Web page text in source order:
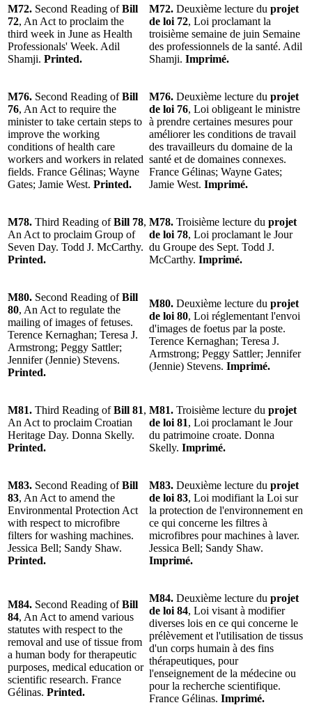
M72. Second Reading ofBill
72, An Act to proclaim the
third week in June as Health
Professionals' Week. Adil
Shamji. Printed.
M72. Deuxième lecture du projet
de loi 72, Loi proclamant la
troisième semaine de juin Semaine
des professionnels de la santé. Adil
Shamji. Imprimé.
M76. Second Reading ofBill
76, An Act to require the
minister to take certain steps to
improve the working
conditions of health care
workers and workers in related
fields. France Gélinas; Wayne
Gates; Jamie West. Printed.
M76. Deuxième lecture du projet
de loi 76, Loi obligeant le ministre
à prendre certaines mesures pour
améliorer les conditions de travail
des travailleurs du domaine de la
santé et de domaines connexes.
France Gélinas; Wayne Gates;
Jamie West. Imprimé.
M78. Third Reading ofBill 78,
An Act to proclaim Group of
Seven Day. Todd J. McCarthy.
Printed.
M78. Troisième lecture du projet
de loi 78, Loi proclamant le Jour
du Groupe des Sept. Todd J.
McCarthy. Imprimé.
M80. Second Reading ofBill
80, An Act to regulate the
mailing of images of fetuses.
Terence Kernaghan; Teresa J.
Armstrong; Peggy Sattler;
Jennifer (Jennie) Stevens.
Printed.
M80. Deuxième lecture du projet
de loi 80, Loi réglementant l'envoi
d'images de foetus par la poste.
Terence Kernaghan; Teresa J.
Armstrong; Peggy Sattler; Jennifer
(Jennie) Stevens. Imprimé.
M81. Third Reading ofBill 81,
An Act to proclaim Croatian
Heritage Day. Donna Skelly.
Printed.
M81. Troisième lecture du projet
de loi 81, Loi proclamant le Jour
du patrimoine croate. Donna
Skelly. Imprimé.
M83. Second Reading ofBill
83, An Act to amend the
Environmental Protection Act
with respect to microfibre
filters for washing machines.
Jessica Bell; Sandy Shaw.
Printed.
M83. Deuxième lecture du projet
de loi 83, Loi modifiant la Loi sur
la protection de l'environnement en
ce qui concerne les filtres à
microfibres pour machines à laver.
Jessica Bell; Sandy Shaw.
Imprimé.
M84. Second Reading ofBill
84, An Act to amend various
statutes with respect to the
removal and use of tissue from
a human body for therapeutic
purposes, medical education or
scientific research. France
Gélinas. Printed.
M84. Deuxième lecture du projet
de loi 84, Loi visant à modifier
diverses lois en ce qui concerne le
prélèvement et l'utilisation de tissus
d'un corps humain à des fins
thérapeutiques, pour
l'enseignement de la médecine ou
pour la recherche scientifique.
France Gélinas. Imprimé.